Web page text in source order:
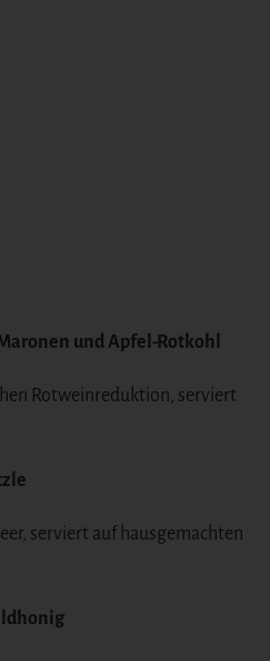
und Apfel-Rotkohl
Rotweinreduktion, serviert
serviert auf hausgemachten